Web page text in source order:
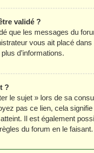
validé ?
que les messages du
vous ait placé
d’informations.
?
le sujet » lors de sa
pas ce lien, cela
Il est également
du forum en le faisant.